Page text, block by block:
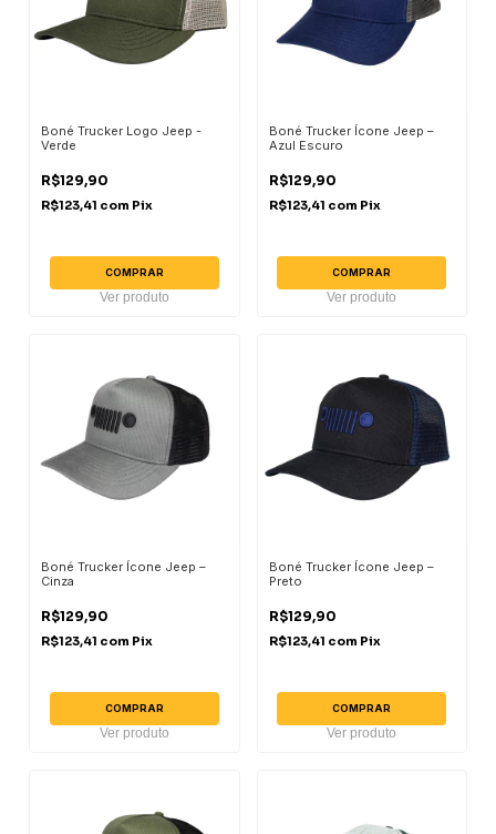
Boné Trucker Logo Jeep -
Verde
R$129,90
R$123,41 com Pix
COMPRAR
Ver produto
Boné Trucker Ícone Jeep –
Azul Escuro
R$129,90
R$123,41 com Pix
COMPRAR
Ver produto
Boné Trucker Ícone Jeep –
Cinza
R$129,90
R$123,41 com Pix
COMPRAR
Ver produto
Boné Trucker Ícone Jeep –
Preto
R$129,90
R$123,41 com Pix
COMPRAR
Ver produto